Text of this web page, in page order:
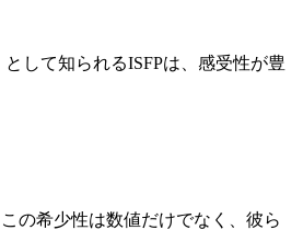
して知られるISFPは、感受性が豊
の希少性は数値だけでなく、彼ら